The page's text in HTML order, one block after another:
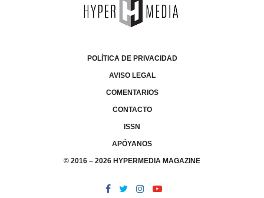
POLÍTICA DE PRIVACIDAD
AVISO LEGAL
COMENTARIOS
CONTACTO
ISSN
APÓYANOS
© 2016 – 2026 HYPERMEDIA MAGAZINE